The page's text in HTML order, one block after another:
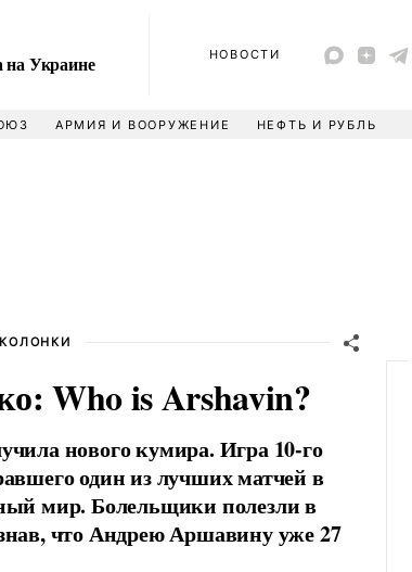
Украине НОВОСТИ
АРМИЯ И ВООРУЖЕНИЕ НЕФТЬ И РУБЛЬ
Who is Arshavin?
нового кумира. Игра 10-го
один из лучших матчей в
мир. Болельщики полезли в
что Андрею Аршавину уже 27